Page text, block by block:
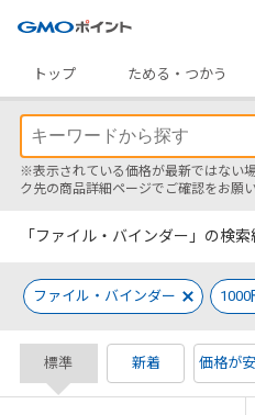
トップ
ためる・つかう
※表示されている価格が最新ではない
ク先の商品詳細ページでご確認をお願い
「ファイル・バインダー」の検索
ファイル・バインダー 1000
標準 新着 価格が